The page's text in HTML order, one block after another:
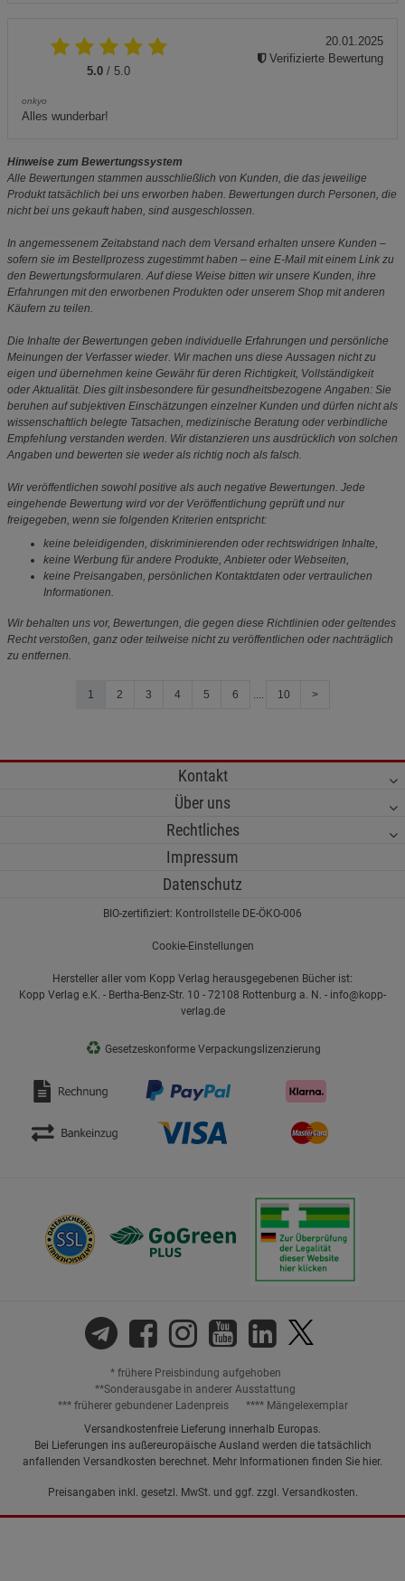
5.0 / 5.0
onkyo
Alles wunderbar!
20.01.2025
Verifizierte Bewertung
Hinweise zum Bewertungssystem
Alle Bewertungen stammen ausschließlich von Kunden, die das jeweilige
Produkt tatsächlich bei uns erworben haben. Bewertungen durch Personen, die
nicht bei uns gekauft haben, sind ausgeschlossen.
In angemessenem Zeitabstand nach dem Versand erhalten unsere Kunden –
sofern sie im Bestellprozess zugestimmt haben – eine E-Mail mit einem Link zu
den Bewertungsformularen. Auf diese Weise bitten wir unsere Kunden, ihre
Erfahrungen mit den erworbenen Produkten oder unserem Shop mit anderen
Käufern zu teilen.
Die Inhalte der Bewertungen geben individuelle Erfahrungen und persönliche
Meinungen der Verfasser wieder. Wir machen uns diese Aussagen nicht zu
eigen und übernehmen keine Gewähr für deren Richtigkeit, Vollständigkeit
oder Aktualität. Dies gilt insbesondere für gesundheitsbezogene Angaben: Sie
beruhen auf subjektiven Einschätzungen einzelner Kunden und dürfen nicht als
wissenschaftlich belegte Tatsachen, medizinische Beratung oder verbindliche
Empfehlung verstanden werden. Wir distanzieren uns ausdrücklich von solchen
Angaben und bewerten sie weder als richtig noch als falsch.
Wir veröffentlichen sowohl positive als auch negative Bewertungen. Jede
eingehende Bewertung wird vor der Veröffentlichung geprüft und nur
freigegeben, wenn sie folgenden Kriterien entspricht:
keine beleidigenden, diskriminierenden oder rechtswidrigen Inhalte,
keine Werbung für andere Produkte, Anbieter oder Webseiten,
keine Preisangaben, persönlichen Kontaktdaten oder vertraulichen
Informationen.
Wir behalten uns vor, Bewertungen, die gegen diese Richtlinien oder geltendes
Recht verstoßen, ganz oder teilweise nicht zu veröffentlichen oder nachträglich
zu entfernen.
1 2 3 4 5 6 10 >
Kontakt
Über uns
Rechtliches
Impressum
Datenschutz
BIO-zertifiziert: Kontrollstelle DE-ÖKO-006
Cookie-Einstellungen
Hersteller aller vom Kopp Verlag herausgegebenen Bücher ist:
Kopp Verlag e.K. - Bertha-Benz-Str. 10 - 72108 Rottenburg a. N. - info@kopp-
verlag.de
♻ Gesetzeskonforme Verpackungslizenzierung
* frühere Preisbindung aufgehoben
**Sonderausgabe in anderer Ausstattung
*** früherer gebundener Ladenpreis
**** Mängelexemplar
Versandkostenfreie Lieferung innerhalb Europas.
Bei Lieferungen ins außereuropäische Ausland werden die tatsächlich
anfallenden Versandkosten berechnet. Mehr Informationen finden Sie hier.
Preisangaben inkl. gesetzl. MwSt. und ggf. zzgl. Versandkosten.